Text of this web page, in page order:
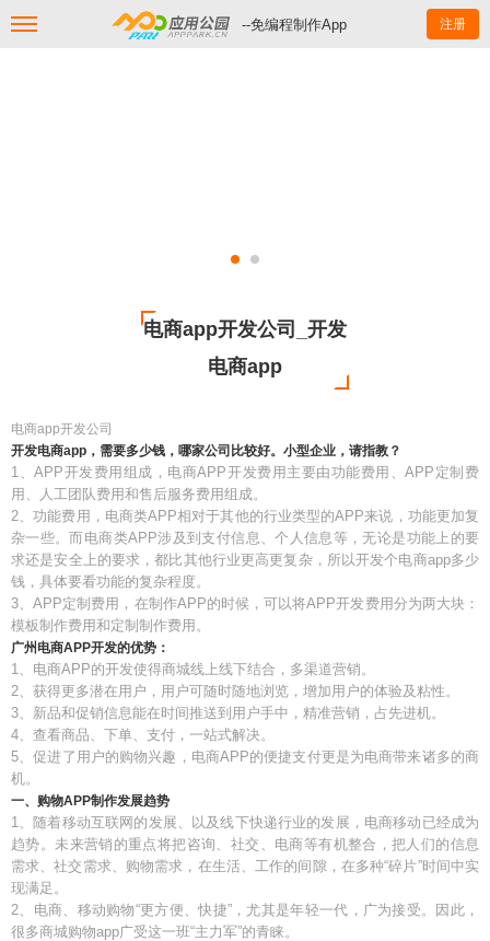
--免编程制作App 注册
电商app开发公司_开发
电商app
电商app开发公司
开发电商app，需要多少钱，哪家公司比较好。小型企业，请指教？
1、APP开发费用组成，电商APP开发费用主要由功能费用、APP定制费
用、人工团队费用和售后服务费用组成。
2、功能费用，电商类APP相对于其他的行业类型的APP来说，功能更加复
杂一些。而电商类APP涉及到支付信息、个人信息等，无论是功能上的要
求还是安全上的要求，都比其他行业更高更复杂，所以开发个电商app多少
钱，具体要看功能的复杂程度。
3、APP定制费用，在制作APP的时候，可以将APP开发费用分为两大块：
模板制作费用和定制制作费用。
广州电商APP开发的优势：
1、电商APP的开发使得商城线上线下结合，多渠道营销。
2、获得更多潜在用户，用户可随时随地浏览，增加用户的体验及粘性。
3、新品和促销信息能在时间推送到用户手中，精准营销，占先进机。
4、查看商品、下单、支付，一站式解决。
5、促进了用户的购物兴趣，电商APP的便捷支付更是为电商带来诸多的商
机。
一、购物APP制作发展趋势
1、随着移动互联网的发展、以及线下快递行业的发展，电商移动已经成为
趋势。未来营销的重点将把咨询、社交、电商等有机整合，把人们的信息
需求、社交需求、购物需求，在生活、工作的间隙，在多种“碎片”时间中实
现满足。
2、电商、移动购物“更方便、快捷”，尤其是年轻一代，广为接受。因此，
很多商城购物app广受这一班“主力军”的青睐。